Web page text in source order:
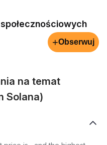
+Obserwuj
na temat
Solana)